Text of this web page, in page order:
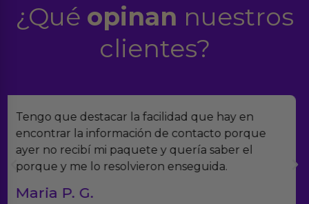
¿Qué opinan nuestros
clientes?
Encontramos Erotiks a través de Google y la
verdad es que nos han sorprendido. Tienen
muchísimos productos y han sido super atentos
con el seguimiento del pedido.
Teresa y Diego